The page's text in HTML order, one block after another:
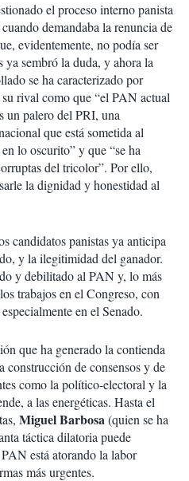
el proceso interno panista
demandaba la renuncia de
evidentemente, no podía ser
ya sembró la duda, y ahora la
se ha caracterizado por
rival como que “el PAN actual
un palero del PRI, una
que está sometida al
lo oscurito” y que “se ha
del tricolor”. Por ello,
la dignidad y honestidad al
candidatos panistas ya anticipa
y la ilegitimidad del ganador.
y debilitado al PAN y, lo más
trabajos en el Congreso, con
en el Senado.
que ha generado la contienda
de consensos y de
como la político-electoral y la
a las energéticas. Hasta el
Miguel Barbosa(quien se ha
táctica dilatoria puede
está atorando la labor
más urgentes.